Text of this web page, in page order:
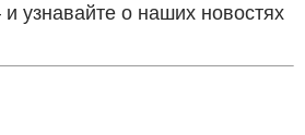
узнавайте о наших новостях